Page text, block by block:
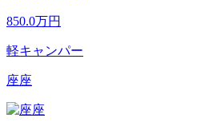
850.0万円
軽キャンパー
座座